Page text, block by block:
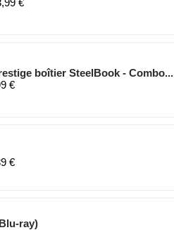
boîtier SteelBook - Combo...